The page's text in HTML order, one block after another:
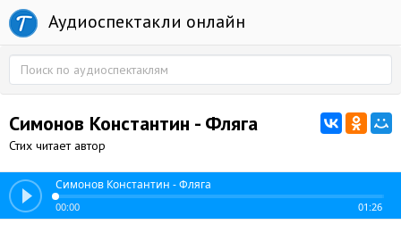
Аудиоспектакли онлайн
Симонов Константин - Фляга
Стих читает автор
Симонов Константин - Фляга
00:00 01:26